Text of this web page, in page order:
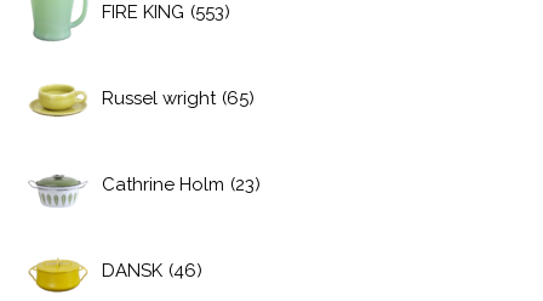
FIRE KING (553)
Russel wright (65)
Cathrine Holm (23)
DANSK (46)